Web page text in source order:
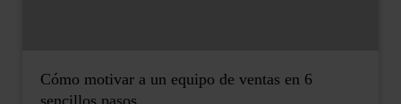
Cómo motivar a un equipo de ventas en 6
sencillos pasos